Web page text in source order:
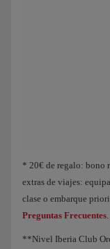
* 20€ de regalo: bono
extras de viajes:
clase o embarque
Preguntas Frecuentes
**Nivel Iberia Club